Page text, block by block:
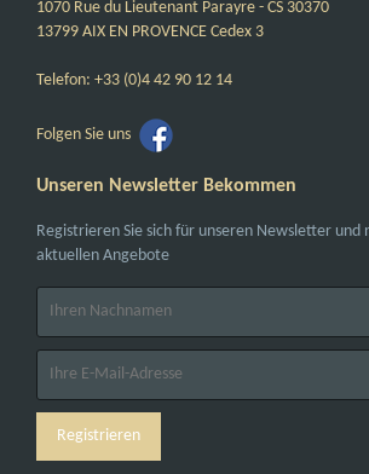
1070 Rue du Lieutenant Parayre - CS 30370
13799 AIX EN PROVENCE Cedex 3
Telefon: +33 (0)4 42 90 12 14
Folgen Sie uns
Unseren Newsletter Bekommen
Registrieren Sie sich für unseren Newsletter und
aktuellen Angebote